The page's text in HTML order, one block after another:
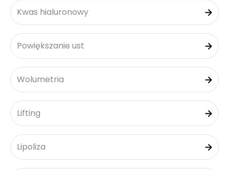
Kwas hialuronowy
Powiększanie ust
Wolumetria
Lifting
Lipoliza